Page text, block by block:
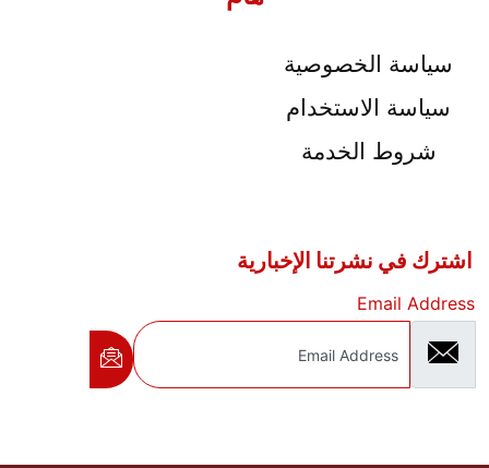
سياسة الخصوصية
سياسة الاستخدام
شروط الخدمة
اشترك في نشرتنا الإخبارية
Email Address